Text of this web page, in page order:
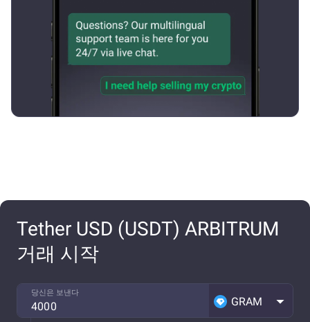
Tether USD (USDT) ARBITRUM
거래 시작
당신은 보낸다
GRAM